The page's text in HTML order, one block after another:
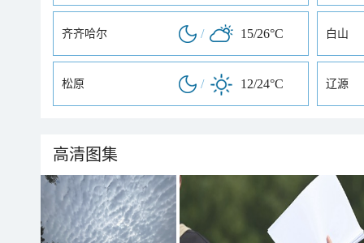
齐齐哈尔 / 15/26°C 白山
松原 / 12/24°C 辽源
高清图集